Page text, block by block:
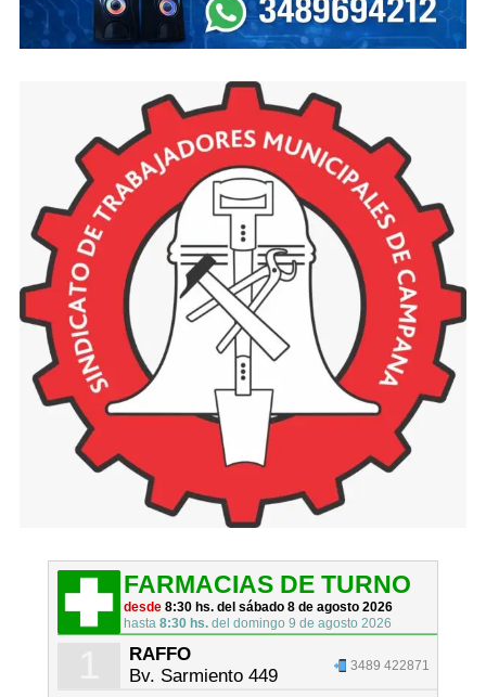
FARMACIAS DE TURNO
desde8:30 hs. del sábado 8 de agosto 2026
hasta8:30 hs. del domingo 9 de agosto 2026
RAFFO
Bv. Sarmiento 449
3489 422871